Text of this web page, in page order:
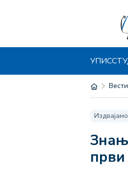
УПИС
Вести
Издвајамо
Знањем до индекса Машинца – кандидати за ИТ у машинству